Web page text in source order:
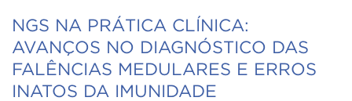
NGS NA PRÁTICA CLÍNICA:
AVANÇOS NO DIAGNÓSTICO DAS
FALÊNCIAS MEDULARES E ERROS
INATOS DA IMUNIDADE